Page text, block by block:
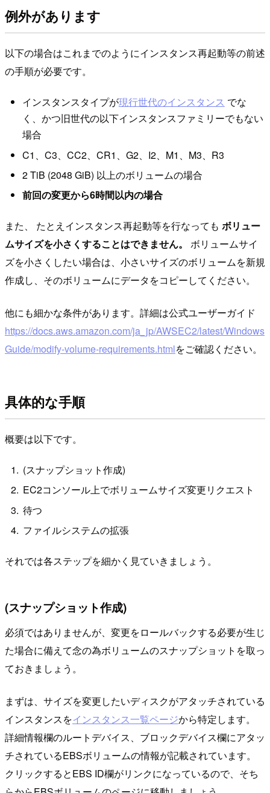
例外があります
以下の場合はこれまでのようにインスタンス再起動等の前述
の手順が必要です。
インスタンスタイプが現行世代のインスタンス でな
く、かつ旧世代の以下インスタンスファミリーでもない
場合
C1、C3、CC2、CR1、G2、I2、M1、M3、R3
2 TiB (2048 GiB) 以上のボリュームの場合
前回の変更から6時間以内の場合
また、 たとえインスタンス再起動等を行なっても ボリュー
ムサイズを小さくすることはできません。
ボリュームサイ
ズを小さくしたい場合は、小さいサイズのボリュームを新規
作成し、そのボリュームにデータをコピーしてください。
他にも細かな条件があります。詳細は公式ユーザーガイド
https://docs.aws.amazon.com/ja_jp/AWSEC2/latest/Windows
Guide/modify-volume-requirements.htmlをご確認ください。
具体的な手順
概要は以下です。
(スナップショット作成)
EC2コンソール上でボリュームサイズ変更リクエスト
待つ
ファイルシステムの拡張
それでは各ステップを細かく見ていきましょう。
(スナップショット作成)
必須ではありませんが、変更をロールバックする必要が生じ
た場合に備えて念の為ボリュームのスナップショットを取っ
ておきましょう。
まずは、サイズを変更したいディスクがアタッチされている
インスタンスをインスタンス一覧ページから特定します。
詳細情報欄のルートデバイス、ブロックデバイス欄にアタッ
チされているEBSボリュームの情報が記載されています。
クリックするとEBS ID欄がリンクになっているので、そち